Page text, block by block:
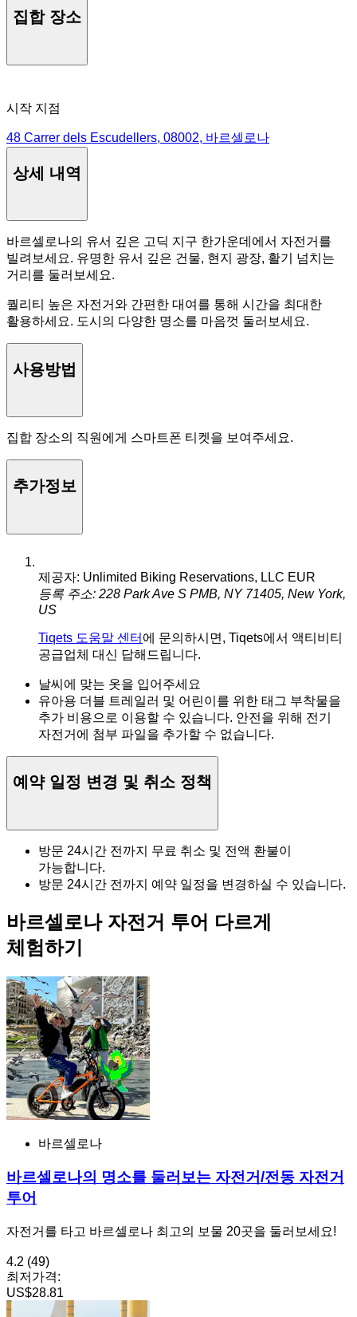
집합 장소
시작 지점
48 Carrer dels Escudellers, 08002, 바르셀로나
상세 내역
바르셀로나의 유서 깊은 고딕 지구 한가운데에서 자전거를
빌려보세요. 유명한 유서 깊은 건물, 현지 광장, 활기 넘치는
거리를 둘러보세요.
퀄리티 높은 자전거와 간편한 대여를 통해 시간을 최대한
활용하세요. 도시의 다양한 명소를 마음껏 둘러보세요.
사용방법
집합 장소의 직원에게 스마트폰 티켓을 보여주세요.
추가정보
제공자: Unlimited Biking Reservations, LLC EUR
등록 주소: 228 Park Ave S PMB, NY 71405, New York,
US
Tiqets 도움말 센터 에 문의하시면, Tiqets에서 액티비티
공급업체 대신 답해드립니다.
날씨에 맞는 옷을 입어주세요
유아용 더블 트레일러 및 어린이를 위한 태그 부착물을
추가 비용으로 이용할 수 있습니다. 안전을 위해 전기
자전거에 첨부 파일을 추가할 수 없습니다.
예약 일정 변경 및 취소 정책
방문 24시간 전까지 무료 취소 및 전액 환불이
가능합니다.
방문 24시간 전까지 예약 일정을 변경하실 수 있습니다.
바르셀로나 자전거 투어 다르게
체험하기
바르셀로나
바르셀로나의 명소를 둘러보는 자전거/전동 자전거
투어
자전거를 타고 바르셀로나 최고의 보물 20곳을 둘러보세요!
4.2 (49)
최저가격:
US$28.81